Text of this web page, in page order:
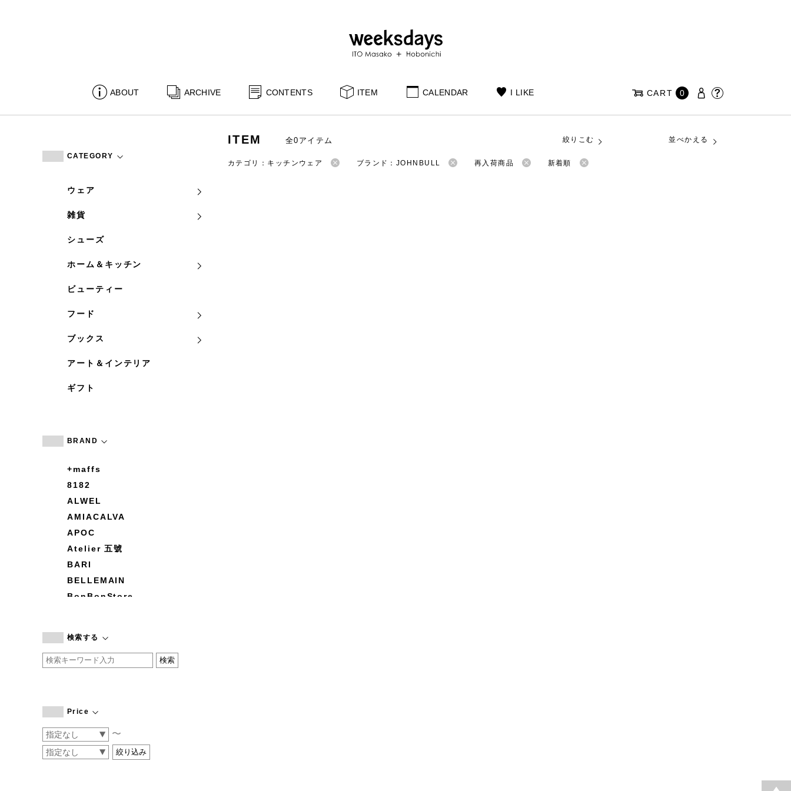
ABOUT ARCHIVE CONTENTS ITEM CALENDAR I LIKE CART 0
CATEGORY
ウェア
雑貨
シューズ
ホーム＆キッチン
ビューティー
フード
ブックス
アート＆インテリア
ギフト
BRAND
+maffs
8182
ALWEL
AMIACALVA
APOC
Atelier 五號
BARI
BELLEMAIN
BonBonStore
by basics
CATWORTH
COGTHEBIGSMOKE
CONVERSE
DEAN & DELUCA
検索する
Price
〜
ITEM 全0アイテム 絞りこむ 並べかえる
カテゴリ：キッチンウェア ブランド：JOHNBULL 再入荷商品 新着順